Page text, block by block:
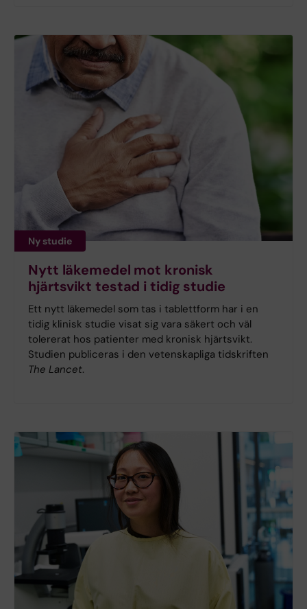
Ny studie
Nytt läkemedel mot kronisk
hjärtsvikt testad i tidig studie
Ett nytt läkemedel som tas i tablettform har i en
tidig klinisk studie visat sig vara säkert och väl
tolererat hos patienter med kronisk hjärtsvikt.
Studien publiceras i den vetenskapliga tidskriften
The Lancet.